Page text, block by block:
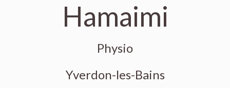
Hamaimi
Physio
Yverdon-les-Bains